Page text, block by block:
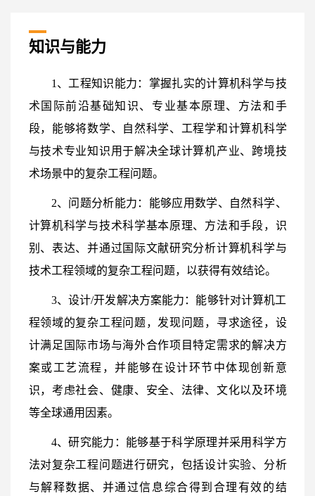
知识与能力
1、工程知识能力：掌握扎实的计算机科学与技
术国际前沿基础知识、专业基本原理、方法和手
段，能够将数学、自然科学、工程学和计算机科学
与技术专业知识用于解决全球计算机产业、跨境技
术场景中的复杂工程问题。
2、问题分析能力：能够应用数学、自然科学、
计算机科学与技术科学基本原理、方法和手段，识
别、表达、并通过国际文献研究分析计算机科学与
技术工程领域的复杂工程问题，以获得有效结论。
3、设计/开发解决方案能力：能够针对计算机工
程领域的复杂工程问题，发现问题，寻求途径，设
计满足国际市场与海外合作项目特定需求的解决方
案或工艺流程，并能够在设计环节中体现创新意
识，考虑社会、健康、安全、法律、文化以及环境
等全球通用因素。
4、研究能力：能够基于科学原理并采用科学方
法对复杂工程问题进行研究，包括设计实验、分析
与解释数据、并通过信息综合得到合理有效的结